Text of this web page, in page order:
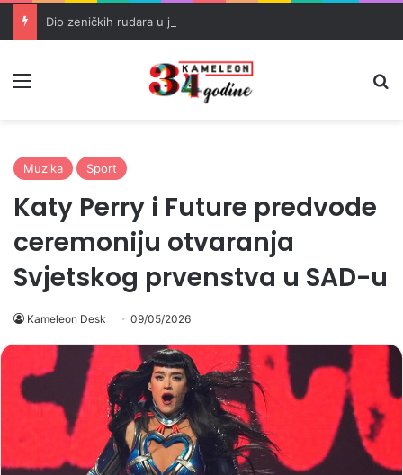
Muzika Sport
Katy Perry i Future predvode
ceremoniju otvaranja
Svjetskog prvenstva u SAD-u
Kameleon Desk 09/05/2026